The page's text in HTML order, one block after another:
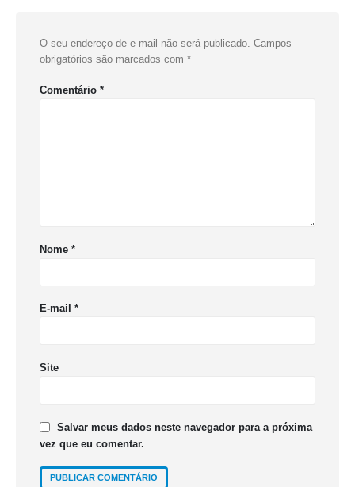
O seu endereço de e-mail não será publicado. Campos
obrigatórios são marcados com *
Comentário *
Nome *
E-mail *
Site
Salvar meus dados neste navegador para a próxima
vez que eu comentar.